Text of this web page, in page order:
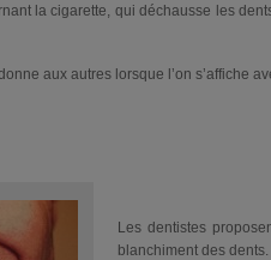
la cigarette, qui déchausse les
aux autres lorsque l’on s’affiche
Les dentistes
blanchiment des dents.